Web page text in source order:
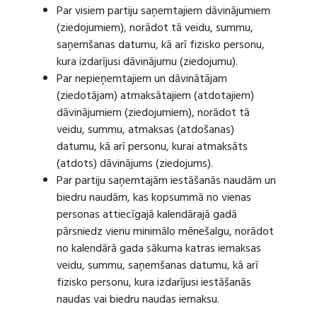
Par visiem partiju saņemtajiem dāvinājumiem
(ziedojumiem), norādot tā veidu, summu,
saņemšanas datumu, kā arī fizisko personu,
kura izdarījusi dāvinājumu (ziedojumu).
Par nepieņemtajiem un dāvinātājam
(ziedotājam) atmaksātajiem (atdotajiem)
dāvinājumiem (ziedojumiem), norādot tā
veidu, summu, atmaksas (atdošanas)
datumu, kā arī personu, kurai atmaksāts
(atdots) dāvinājums (ziedojums).
Par partiju saņemtajām iestāšanās naudām un
biedru naudām, kas kopsummā no vienas
personas attiecīgajā kalendārajā gadā
pārsniedz vienu minimālo mēnešalgu, norādot
no kalendārā gada sākuma katras iemaksas
veidu, summu, saņemšanas datumu, kā arī
fizisko personu, kura izdarījusi iestāšanās
naudas vai biedru naudas iemaksu.